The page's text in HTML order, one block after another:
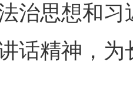
治思想和
话精神，